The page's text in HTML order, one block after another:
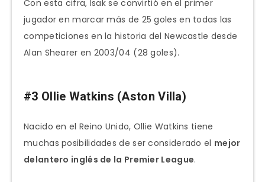
Con esta cifra, Isak se convirtió en el primer
jugador en marcar más de 25 goles en todas las
competiciones en la historia del Newcastle desde
Alan Shearer en 2003/04 (28 goles).
#3 Ollie Watkins (Aston Villa)
Nacido en el Reino Unido, Ollie Watkins tiene
muchas posibilidades de ser considerado el mejor
delantero inglés de la Premier League.